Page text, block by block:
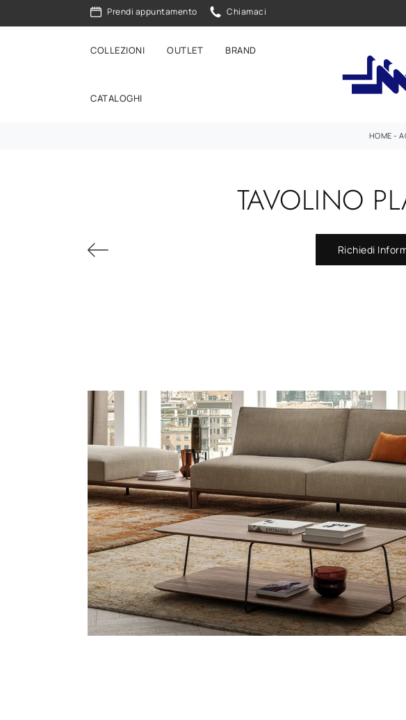
Prendi appuntamento Chiamaci
COLLEZIONI OUTLET BRAND
CATALOGHI
HOME -
TAVOLINO
Richiedi